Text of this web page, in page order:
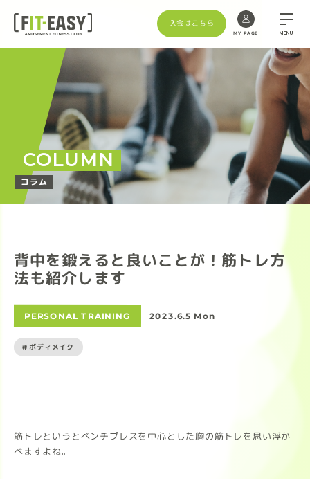
入会はこちら
MY PAGE MENU
COLUMN
コラム
背中を鍛えると良いことが！筋トレ方
法も紹介します
PERSONAL TRAINING 2023.6.5 Mon
#ボディメイク
筋トレというとベンチプレスを中心とした胸の筋トレを思い浮か
べますよね。